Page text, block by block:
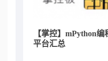
【掌控】mPython
平台汇总